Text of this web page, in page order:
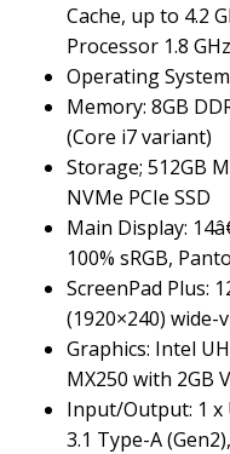
Cache, up to 4.2
Processor 1.8
Operating
Memory: 8GB
(Core i7 variant)
Storage; 512GB
NVMe PCIe SSD
Main Display:
100% sRGB,
ScreenPad Plus:
(1920×240) wide-
Graphics: Intel
MX250 with 2GB
Input/Output: 1 x
3.1 Type-A